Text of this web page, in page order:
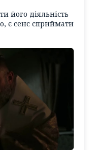
його діяльність
є сенс сприймати